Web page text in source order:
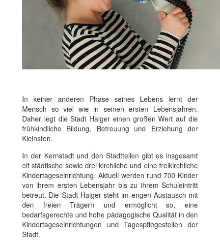
In keiner anderen Phase seines Lebens lernt der
Mensch so viel wie in seinen ersten Lebensjahren.
Daher legt die Stadt Haiger einen großen Wert auf die
frühkindliche Bildung, Betreuung und Erziehung der
Kleinsten.
In der Kernstadt und den Stadtteilen gibt es insgesamt
elf städtische sowie drei kirchliche und eine freikirchliche
Kindertageseinrichtung. Aktuell werden rund 700 Kinder
von ihrem ersten Lebensjahr bis zu ihrem Schuleintritt
betreut. Die Stadt Haiger steht im engen Austausch mit
den freien Trägern und ermöglicht so, eine
bedarfsgerechte und hohe pädagogische Qualität in den
Kindertageseinrichtungen und Tagespflegestellen der
Stadt.